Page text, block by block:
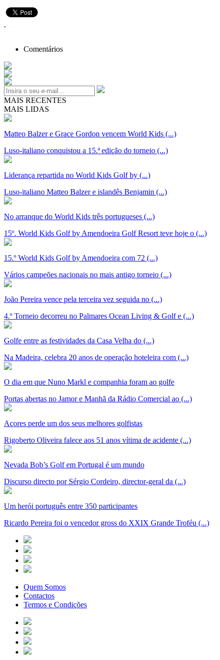
Comentários
MAIS RECENTES
MAIS LIDAS
Matteo Balzer e Grace Gordon vencem World Kids (...)
Luso-italiano conquistou a 15.ª edição do torneio (...)
Liderança repartida no World Kids Golf by (...)
Luso-italiano Matteo Balzer e islandês Benjamin (...)
No arranque do World Kids três portugueses (...)
15º. World Kids Golf by Amendoeira Golf Resort teve hoje o (...)
15.º World Kids Golf by Amendoeira com 72 (...)
Vários campeões nacionais no mais antigo torneio (...)
João Pereira vence pela terceira vez seguida no (...)
4.º Torneio decorreu no Palmares Ocean Living & Golf e (...)
Golfe entre as festividades da Casa Velha do (...)
Na Madeira, celebra 20 anos de operação hoteleira com (...)
O dia em que Nuno Markl e companhia foram ao golfe
Portas abertas no Jamor e Manhã da Rádio Comercial ao (...)
Açores perde um dos seus melhores golfistas
Rigoberto Oliveira falece aos 51 anos vítima de acidente (...)
Nevada Bob’s Golf em Portugal é um mundo
Discurso directo por Sérgio Cordeiro, director-geral da (...)
Um herói português entre 350 participantes
Ricardo Pereira foi o vencedor gross do XXIX Grande Troféu (...)
Quem Somos
Contactos
Termos e Condições